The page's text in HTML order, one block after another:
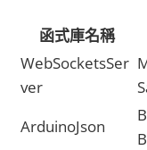
函式庫名稱
WebSocketsSer
ver
ArduinoJson